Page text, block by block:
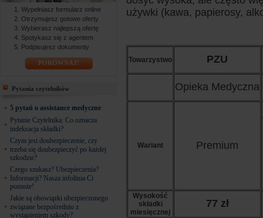
Wypełniasz formularz online
Otrzymujesz gotowe oferty
Wybierasz najlepszą ofertę
Spotykasz się z agentem
Podpisujesz dokumenty
PORÓWNAJ!
Pytania czytelników
5 pytań o assistance medyczne
Pytanie Czytelnika: Co oznacza
indeksacja składki?
Czym jest doubezpieczenie, czy
trzeba się doubezpieczyć po każdej
szkodzie?
Czego szukasz? Ubezpieczenia?
Informacji? Nasza infolinia Ci
pomoże!
Jakie są obowiązki ubezpieczonego
związane bezpośrednio z
wystąpieniem szkody?
używki (kawa, papierosy,
Towarzystwo PZU
Opieka Medyczna
Wariant Premium
Wysokość
składki
miesięcznej
77 zł